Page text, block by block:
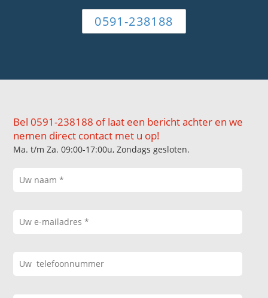
0591-238188
Bel 0591-238188 of laat een bericht achter en we
nemen direct contact met u op!
Ma. t/m Za. 09:00-17:00u, Zondags gesloten.